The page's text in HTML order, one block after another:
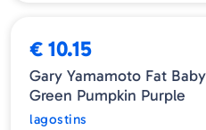
€ 10.15
Gary Yamamoto Fat Baby
Green Pumpkin Purple
lagostins